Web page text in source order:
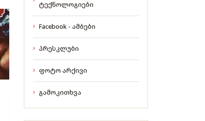
ტექნოლოგიები
Facebook - ამბები
პრესკლუბი
ფოტო არქივი
გამოკითხვა